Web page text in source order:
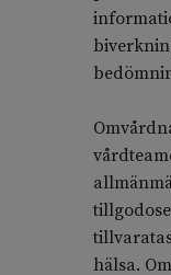
hälsa.